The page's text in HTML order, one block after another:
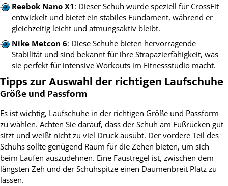
Reebok Nano X1: Dieser Schuh wurde speziell für CrossFit
entwickelt und bietet ein stabiles Fundament, während er
gleichzeitig leicht und atmungsaktiv bleibt.
Nike Metcon 6: Diese Schuhe bieten hervorragende
Stabilität und sind bekannt für ihre Strapazierfähigkeit, was
sie perfekt für intensive Workouts im Fitnessstudio macht.
Tipps zur Auswahl der richtigen Laufschuhe
Größe und Passform
Es ist wichtig, Laufschuhe in der richtigen Größe und Passform
zu wählen. Achten Sie darauf, dass der Schuh am Fußrücken gut
sitzt und weißt nicht zu viel Druck ausübt. Der vordere Teil des
Schuhs sollte genügend Raum für die Zehen bieten, um sich
beim Laufen auszudehnen. Eine Faustregel ist, zwischen dem
längsten Zeh und der Schuhspitze einen Daumenbreit Platz zu
lassen.